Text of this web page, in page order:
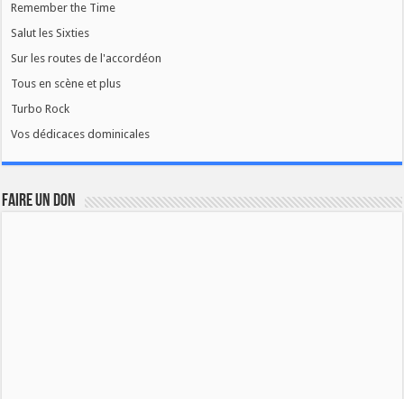
Remember the Time
Salut les Sixties
Sur les routes de l'accordéon
Tous en scène et plus
Turbo Rock
Vos dédicaces dominicales
FAIRE UN DON